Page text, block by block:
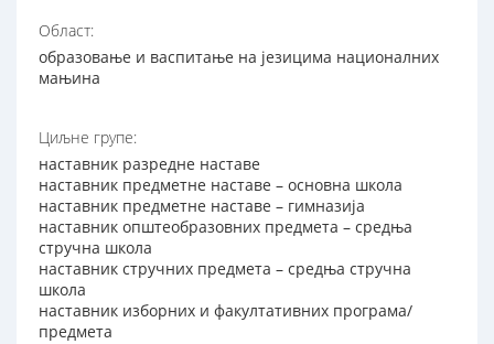
Област:
образовање и васпитање на језицима националних
мањина
Циљне групе:
наставник разредне наставе
наставник предметне наставе – основна школа
наставник предметне наставе – гимназија
наставник општеобразовних предмета – средња
стручна школа
наставник стручних предмета – средња стручна
школа
наставник изборних и факултативних програма/
предмета